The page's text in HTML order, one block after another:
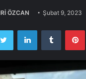
ÖZCAN Şubat 9, 2023
Twitter LinkedInTumblr